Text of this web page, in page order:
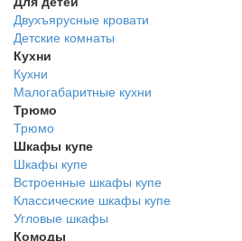
Двухъярусные кровати
Детские комнаты
Кухни
Кухни
Малогабаритные кухни
Трюмо
Трюмо
Шкафы купе
Шкафы купе
Встроенные шкафы купе
Классические шкафы купе
Угловые шкафы
Комоды